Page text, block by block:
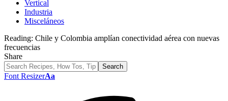
Vertical
Industria
Misceláneos
Reading: Chile y Colombia amplían conectividad aérea con nuevas
frecuencias
Share
Font ResizerAa